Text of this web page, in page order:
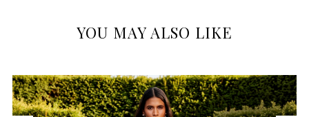
YOU MAY ALSO LIKE